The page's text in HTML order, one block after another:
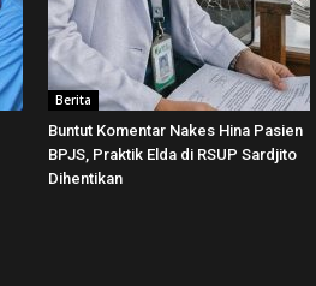
Berita
Buntut Komentar Nakes Hina Pasien
BPJS, Praktik Elda di RSUP Sardjito
Dihentikan